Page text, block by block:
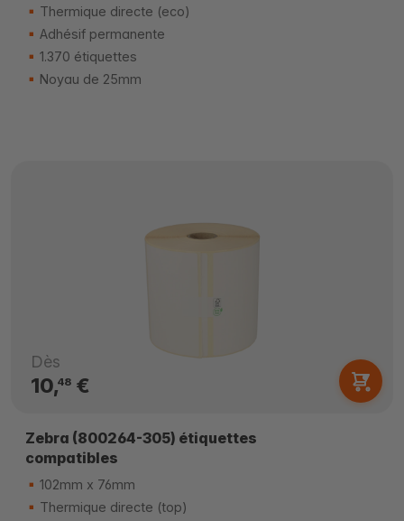
Thermique directe (eco)
Adhésif permanente
1.370 étiquettes
Noyau de 25mm
Dès
10,48€
Zebra (800264-305) étiquettes
compatibles
102mm x 76mm
Thermique directe (top)